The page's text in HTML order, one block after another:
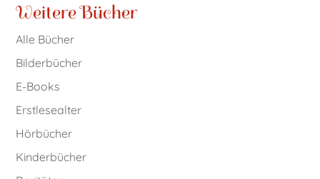
Weitere Bücher
Alle Bücher
Bilderbücher
E-Books
Erstlesealter
Hörbücher
Kinderbücher